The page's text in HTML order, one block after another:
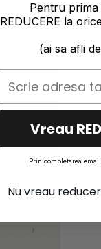
Pentru prima
REDUCERE la
(ai sa afli
Vreau
Prin completarea
Nu vreau